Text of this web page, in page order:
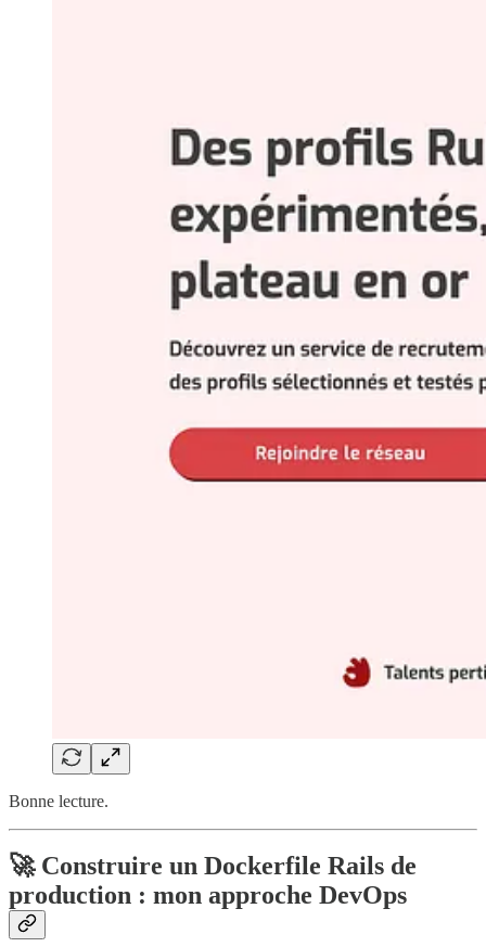
Bonne lecture.
🚀 Construire un Dockerfile Rails de
production : mon approche DevOps